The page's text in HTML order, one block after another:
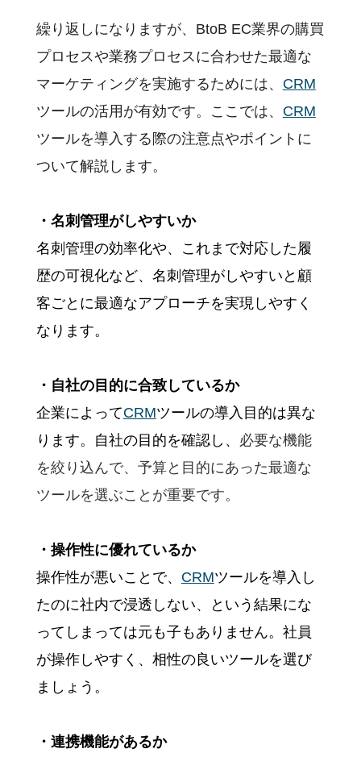
繰り返しになりますが、BtoB EC業界の購買
プロセスや業務プロセスに合わせた最適な
マーケティングを実施するためには、 CRM
ツールの活用が有効です。ここでは、 CRM
ツールを導入する際の注意点やポイントに
ついて解説します。
・名刺管理がしやすいか
名刺管理の効率化や、これまで対応した履
歴の可視化など、名刺管理がしやすいと顧
客ごとに最適なアプローチを実現しやすく
なります。
・自社の目的に合致しているか
企業によってCRMツールの導入目的は異な
ります。自社の目的を確認し、 必要な機能
を絞り込んで、予算と目的にあった最適な
ツールを選ぶことが重要です。
・操作性に優れているか
操作性が悪いことで、 CRMツールを導入し
たのに社内で浸透しない、という結果にな
ってしまっては元も子もありません。社員
が操作しやすく、相性の良いツールを選び
ましょう。
・連携機能があるか